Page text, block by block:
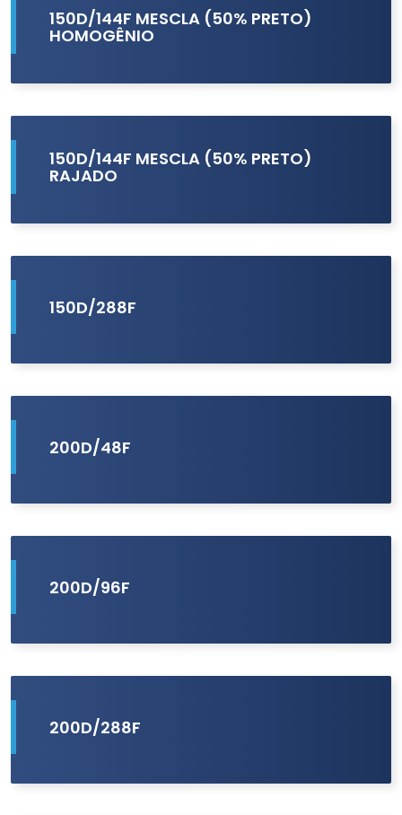
150D/144F MESCLA (50% PRETO)
HOMOGÊNIO
150D/144F MESCLA (50% PRETO)
RAJADO
150D/288F
200D/48F
200D/96F
200D/288F